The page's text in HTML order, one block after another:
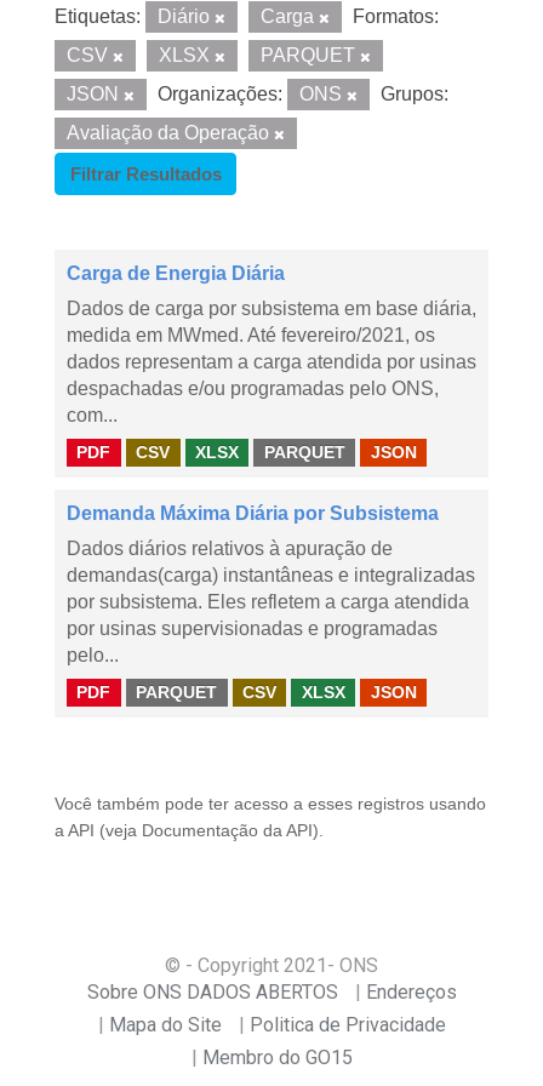
Etiquetas: Diário Carga
Formatos:
CSV
XLSX
PARQUET
JSON
Organizações: ONS
Grupos:
Avaliação da Operação
Filtrar Resultados
Carga de Energia Diária
Dados de carga por subsistema em base diária,
medida em MWmed. Até fevereiro/2021, os
dados representam a carga atendida por usinas
despachadas e/ou programadas pelo ONS,
com...
PDF CSV XLSX PARQUET JSON
Demanda Máxima Diária por Subsistema
Dados diários relativos à apuração de
demandas(carga) instantâneas e integralizadas
por subsistema. Eles refletem a carga atendida
por usinas supervisionadas e programadas
pelo...
PDF PARQUET CSV XLSX JSON
Você também pode ter acesso a esses registros usando
a API (veja Documentação da API ).
© - Copyright 2021 - ONS
Sobre ONS DADOS ABERTOS
Endereços
Mapa do Site
Politica de Privacidade
Membro do GO15